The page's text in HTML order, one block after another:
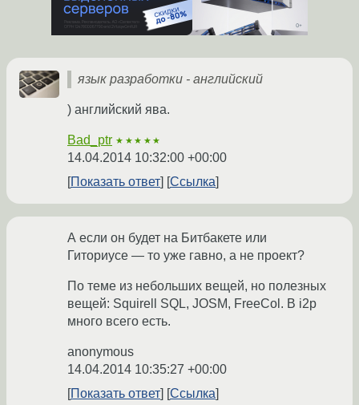
язык разработки - английский
) английский ява.
Bad_ptr ★★★★★
14.04.2014 10:32:00 +00:00
Показать ответ
Ссылка
А если он будет на Битбакете или
Гиториусе — то уже гавно, а не проект?
По теме из небольших вещей, но полезных
вещей: Squirell SQL, JOSM, FreeCol. В i2p
много всего есть.
anonymous
14.04.2014 10:35:27 +00:00
Показать ответ
Ссылка